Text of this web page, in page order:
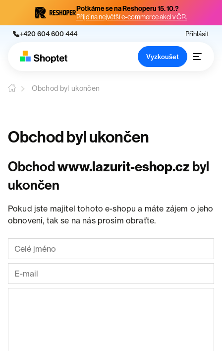
Potkáme se na Reshoperu 15. 10.?
Přijď na největší e-commerce akci v ČR.
+420 604 600 444 Přihlásit
Vyzkoušet
Obchod byl ukončen
Obchod byl ukončen
Obchodwww.lazurit-eshop.cz byl
ukončen
Pokud jste majitel tohoto e-shopu a máte zájem o jeho
obnovení, tak se na nás prosím obraťte.